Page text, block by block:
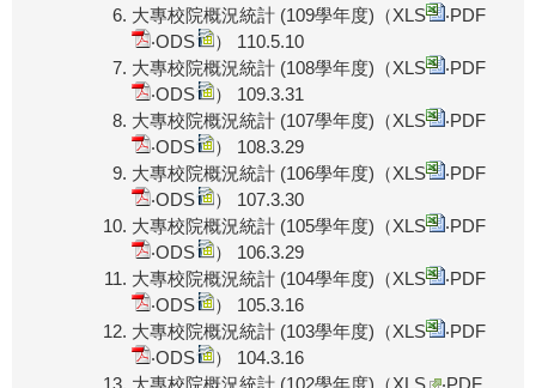
大專校院概況統計 (109學年度)（XLS ‧PDF
‧ODS
） 110.5.10
大專校院概況統計 (108學年度)（XLS ‧PDF
‧ODS
） 109.3.31
大專校院概況統計 (107學年度)（XLS ‧PDF
‧ODS
） 108.3.29
大專校院概況統計 (106學年度)（XLS ‧PDF
‧ODS
） 107.3.30
大專校院概況統計 (105學年度)（XLS ‧PDF
‧ODS
） 106.3.29
大專校院概況統計 (104學年度)（XLS ‧PDF
‧ODS
） 105.3.16
大專校院概況統計 (103學年度)（XLS ‧PDF
‧ODS
） 104.3.16
大專校院概況統計 (102學年度)（XLS ‧PDF